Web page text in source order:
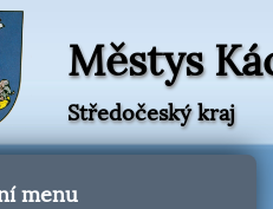
Městys
Středočeský kraj
menu